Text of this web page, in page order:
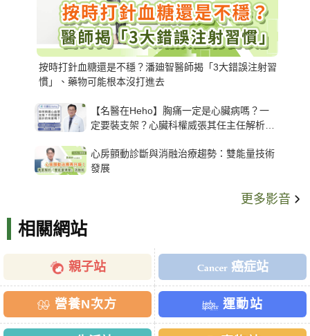
按時打針血糖還是不穩？潘廸智醫師揭「3大錯誤注射習
慣」、藥物可能根本沒打進去
【名醫在Heho】胸痛一定是心臟病嗎？一
定要裝支架？心臟科權威張其任主任解析支
心房顫動診斷與消融治療趨勢：雙能量技術
發展
更多影音
相關網站
親子站 癌症站
營養N次方 運動站